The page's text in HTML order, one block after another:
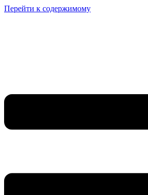
Перейти к содержимому